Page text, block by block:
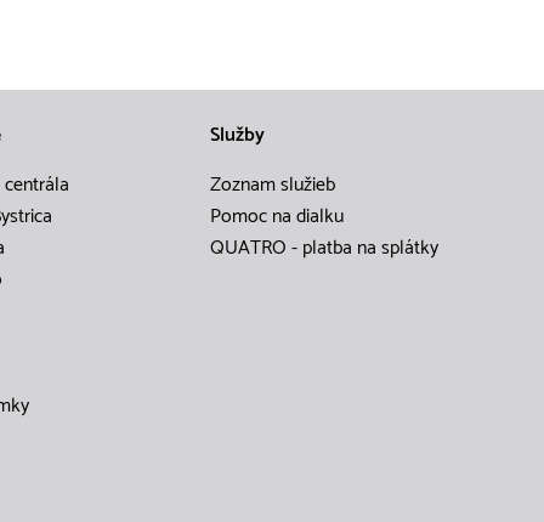
Služby
Zoznam služieb
Pomoc na dialku
QUATRO - platba na splátky